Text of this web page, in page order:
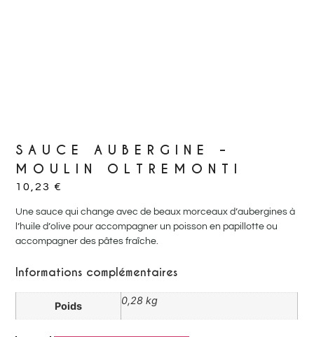
SAUCE AUBERGINE –
MOULIN OLTREMONTI
10,23€
Une sauce qui change avec de beaux morceaux d’aubergines à
l’huile d’olive pour accompagner un poisson en papillotte ou
accompagner des pâtes fraîche.
Informations complémentaires
Poids 0,28 kg